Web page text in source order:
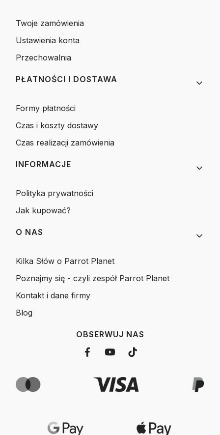
Twoje zamówienia
Ustawienia konta
Przechowalnia
PŁATNOŚCI I DOSTAWA
Formy płatności
Czas i koszty dostawy
Czas realizacji zamówienia
INFORMACJE
Polityka prywatności
Jak kupować?
O NAS
Kilka Słów o Parrot Planet
Poznajmy się - czyli zespół Parrot Planet
Kontakt i dane firmy
Blog
OBSERWUJ NAS